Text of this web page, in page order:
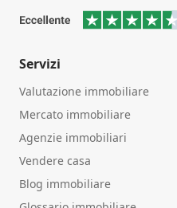
Servizi
Valutazione immobiliare
Mercato immobiliare
Agenzie immobiliari
Vendere casa
Blog immobiliare